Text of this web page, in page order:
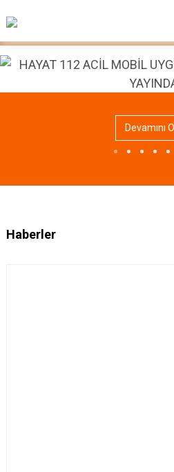
Devamını
Haberler